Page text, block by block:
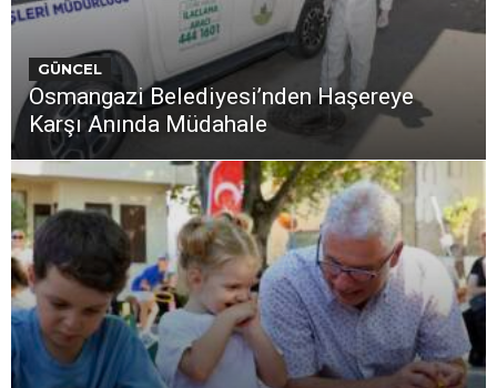
GÜNCEL
Osmangazi Belediyesi’nden Haşereye
Karşı Anında Müdahale